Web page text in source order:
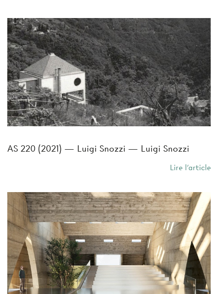
AS 220 (2021) — Luigi Snozzi — Luigi Snozzi
Lire l'article